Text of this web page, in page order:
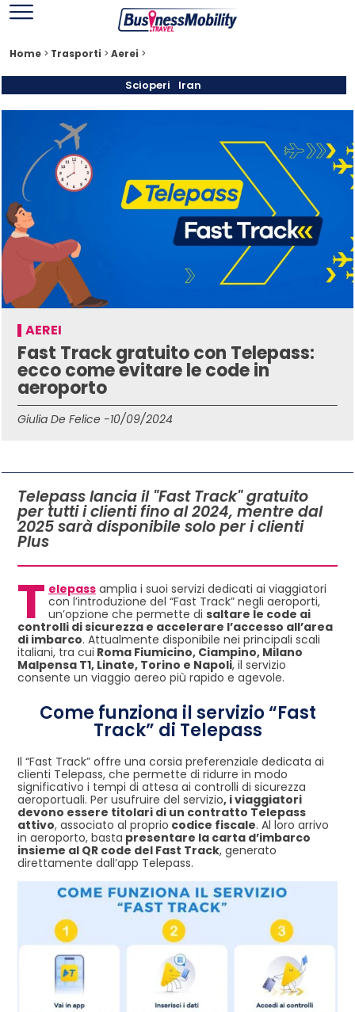
Home > Trasporti > Aerei >
Scioperi Iran
AEREI
Fast Track gratuito con Telepass:
ecco come evitare le code in
aeroporto
Giulia De Felice -10/09/2024
Telepass lancia il "Fast Track" gratuito
per tutti i clienti fino al 2024, mentre dal
2025 sarà disponibile solo per i clienti
Plus
T elepass amplia i suoi servizi dedicati ai viaggiatori
con l’introduzione del “Fast Track” negli aeroporti,
un’opzione che permette di saltare le code ai
controlli di sicurezza e accelerare l’accesso all’area
di imbarco. Attualmente disponibile nei principali scali
italiani, tra cui Roma Fiumicino, Ciampino, Milano
Malpensa T1, Linate, Torino e Napoli, il servizio
consente un viaggio aereo più rapido e agevole.
Come funziona il servizio “Fast
Track” di Telepass
Il “Fast Track” offre una corsia preferenziale dedicata ai
clienti Telepass, che permette di ridurre in modo
significativo i tempi di attesa ai controlli di sicurezza
aeroportuali. Per usufruire del servizio, i viaggiatori
devono essere titolari di un contratto Telepass
attivo, associato al proprio codice fiscale. Al loro arrivo
in aeroporto, basta presentare la carta d’imbarco
insieme al QR code del Fast Track, generato
direttamente dall’app Telepass.